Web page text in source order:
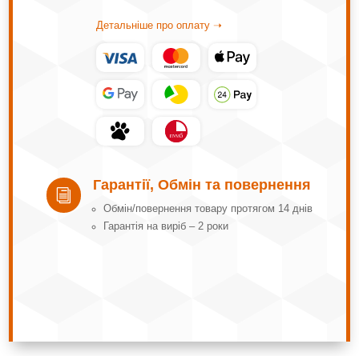
Детальніше про оплату ➝
i
Гарантії, Обмін та повернення
Обмін/повернення товару протягом 14 днів
Гарантія на виріб – 2 роки